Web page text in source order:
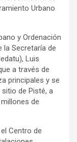
Urbano
y Ordenación
la Secretaría de
Luis
a través de
principales y se
de Pisté, a
de
Centro de